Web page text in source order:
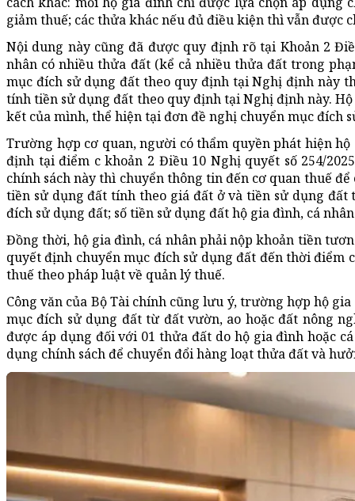
giảm thuế; các thửa khác nếu đủ điều kiện thì vẫn được
Nội dung này cũng đã được quy định rõ tại Khoản 2
nhân có nhiều thửa đất (kể cả nhiều thửa đất trong
mục đích sử dụng đất theo quy định tại Nghị định này
tính tiền sử dụng đất theo quy định tại Nghị định này.
kết của mình, thể hiện tại đơn đề nghị chuyển mục đích
Trường hợp cơ quan, người có thẩm quyền phát hiện
định tại điểm c khoản 2 Điều 10 Nghị quyết số 254/
chính sách này thì chuyển thông tin đến cơ quan thuế
tiền sử dụng đất tính theo giá đất ở và tiền sử dụng
đích sử dụng đất; số tiền sử dụng đất hộ gia đình, cá
Đồng thời, hộ gia đình, cá nhân phải nộp khoản tiền
quyết định chuyển mục đích sử dụng đất đến thời điểm
thuế theo pháp luật về quản lý thuế.
Công văn của Bộ Tài chính cũng lưu ý, trường hợp hộ
mục đích sử dụng đất từ đất vườn, ao hoặc đất nông
được áp dụng đối với 01 thửa đất do hộ gia đình hoặc
dụng chính sách để chuyển đổi hàng loạt thửa đất và